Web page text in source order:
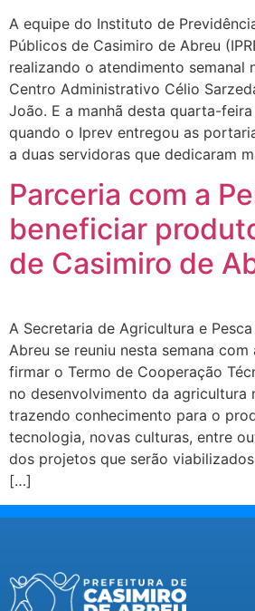
A equipe do Instituto de
Públicos de Casimiro de Abreu
realizando o atendimento semanal
Centro Administrativo Célio
João. E a manhã desta quarta-
quando o Iprev entregou as
a duas servidoras que dedicaram
Parceria com a
beneficiar
de Casimiro de
A Secretaria de Agricultura e
Abreu se reuniu nesta semana com
firmar o Termo de Cooperação
no desenvolvimento da agricultura
trazendo conhecimento para o
tecnologia, novas culturas, entre
dos projetos que serão
[…]